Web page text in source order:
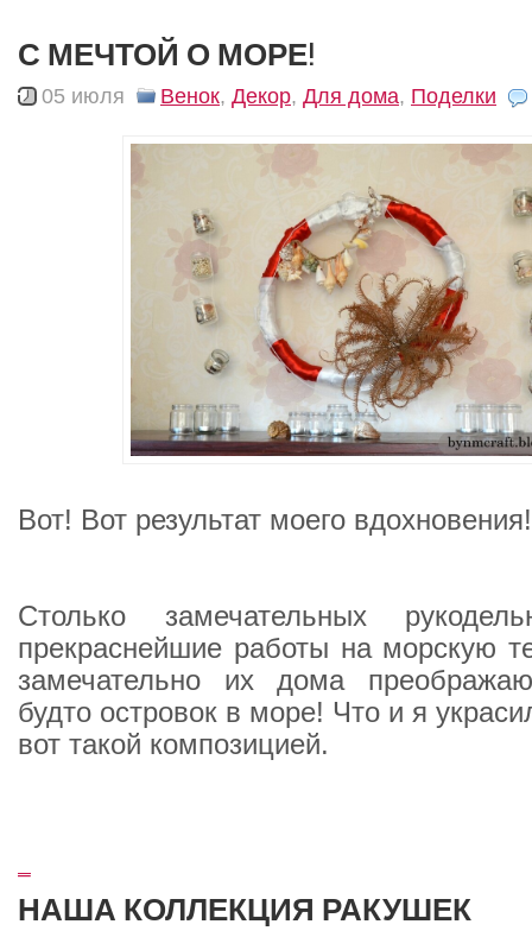
С МЕЧТОЙ О МОРЕ!
05 июля Венок, Декор, Для дома, Поделки
Вот! Вот результат моего вдохновения!
Столько замечательных
прекраснейшие работы на морскую
замечательно их дома
будто островок в море! Что и я
вот такой композицией.
НАША КОЛЛЕКЦИЯ РАКУШЕК